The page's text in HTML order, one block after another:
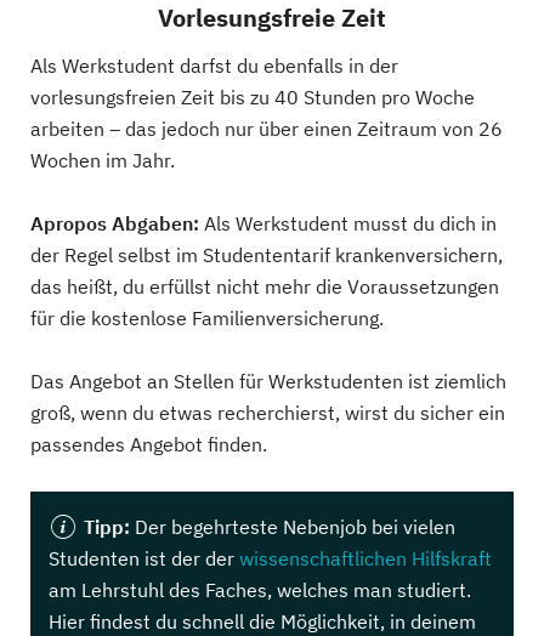
Vorlesungsfreie Zeit
Als Werkstudent darfst du ebenfalls in der
vorlesungsfreien Zeit bis zu 40 Stunden pro Woche
arbeiten – das jedoch nur über einen Zeitraum von 26
Wochen im Jahr.
Apropos Abgaben: Als Werkstudent musst du dich in
der Regel selbst im Studententarif krankenversichern,
das heißt, du erfüllst nicht mehr die Voraussetzungen
für die kostenlose Familienversicherung.
Das Angebot an Stellen für Werkstudenten ist ziemlich
groß, wenn du etwas recherchierst, wirst du sicher ein
passendes Angebot finden.
Tipp: Der begehrteste Nebenjob bei vielen
Studenten ist der der wissenschaftlichen Hilfskraft
am Lehrstuhl des Faches, welches man studiert.
Hier findest du schnell die Möglichkeit, in deinem